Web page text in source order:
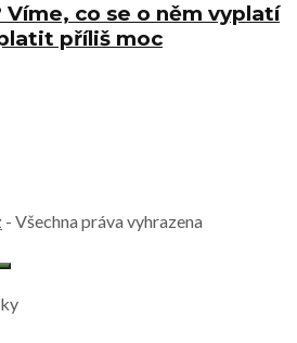
Víme, co se o něm vyplatí
příliš moc
- Všechna práva vyhrazena